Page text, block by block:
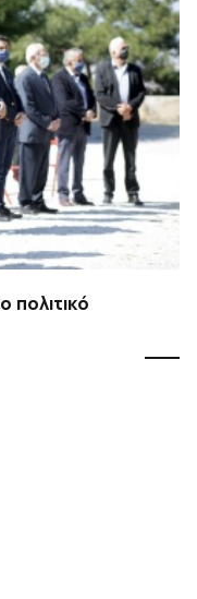
πολιτικό